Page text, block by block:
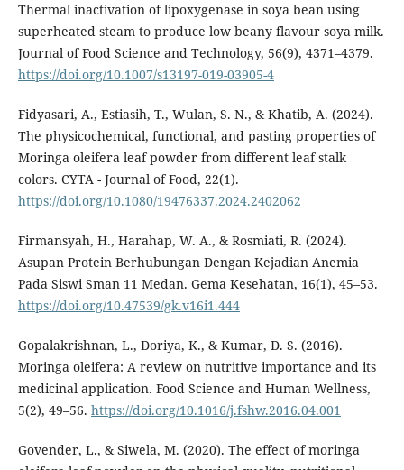
Thermal inactivation of lipoxygenase in soya bean using
superheated steam to produce low beany flavour soya milk.
Journal of Food Science and Technology, 56(9), 4371–4379.
https://doi.org/10.1007/s13197-019-03905-4
Fidyasari, A., Estiasih, T., Wulan, S. N., & Khatib, A. (2024).
The physicochemical, functional, and pasting properties of
Moringa oleifera leaf powder from different leaf stalk
colors. CYTA - Journal of Food, 22(1).
https://doi.org/10.1080/19476337.2024.2402062
Firmansyah, H., Harahap, W. A., & Rosmiati, R. (2024).
Asupan Protein Berhubungan Dengan Kejadian Anemia
Pada Siswi Sman 11 Medan. Gema Kesehatan, 16(1), 45–53.
https://doi.org/10.47539/gk.v16i1.444
Gopalakrishnan, L., Doriya, K., & Kumar, D. S. (2016).
Moringa oleifera: A review on nutritive importance and its
medicinal application. Food Science and Human Wellness,
5(2), 49–56. https://doi.org/10.1016/j.fshw.2016.04.001
Govender, L., & Siwela, M. (2020). The effect of moringa